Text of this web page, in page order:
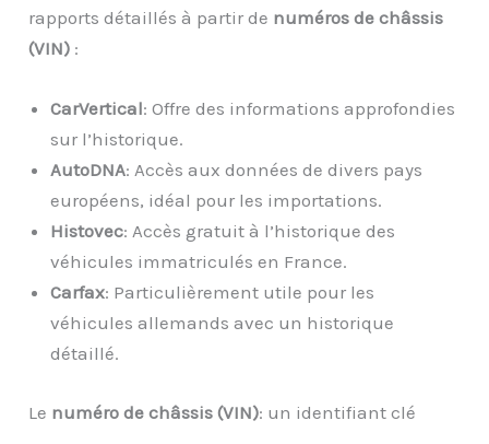
rapports détaillés à partir de numéros de châssis
(VIN) :
CarVertical: Offre des informations approfondies
sur l’historique.
AutoDNA: Accès aux données de divers pays
européens, idéal pour les importations.
Histovec: Accès gratuit à l’historique des
véhicules immatriculés en France.
Carfax: Particulièrement utile pour les
véhicules allemands avec un historique
détaillé.
Le numéro de châssis (VIN): un identifiant clé